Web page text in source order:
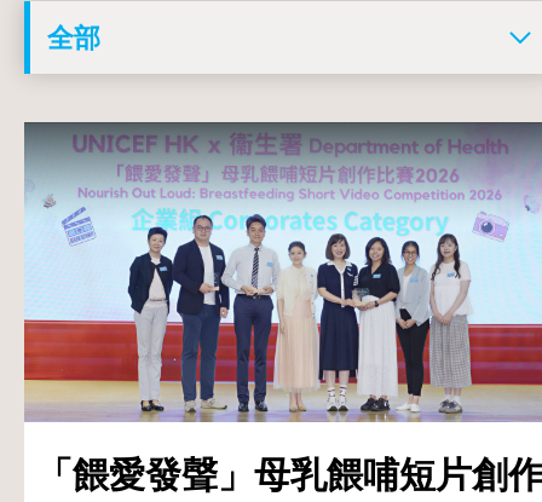
「餵愛發聲」母乳餵哺短片創